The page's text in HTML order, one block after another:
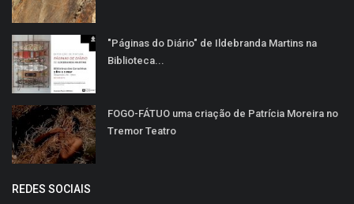
"Páginas do Diário" de Ildebranda Martins na
Biblioteca...
FOGO-FÁTUO uma criação de Patrícia Moreira no
Tremor Teatro
REDES SOCIAIS